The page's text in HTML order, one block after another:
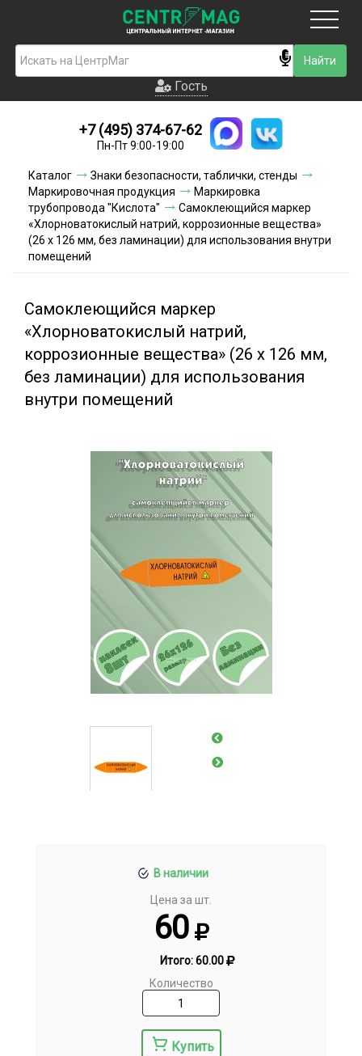
Гость
Новинки
Условия доставки
Условия оплаты
Контакты
Гость
+7 (495) 374-67-62
Пн-Пт 9:00-19:00
Каталог
Знаки безопасности, таблички, стенды
Маркировочная продукция
Маркировка
трубопровода "Кислота"
Самоклеющийся маркер
«Хлорноватокислый натрий, коррозионные вещества»
(26 х 126 мм, без ламинации) для использования внутри
помещений
Самоклеющийся маркер
«Хлорноватокислый натрий,
коррозионные вещества» (26 х 126 мм,
без ламинации) для использования
внутри помещений
В наличии
Цена за шт.
60
Итого:60.00
Количество
Купить